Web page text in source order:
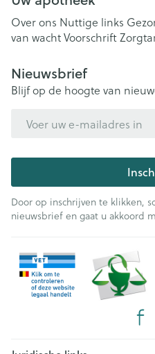
Over ons Nuttige links
van wachtVoorschrift
Nieuwsbrief
Blijf op de hoogte van
Door op inschrijven te klikken,
nieuwsbrief en gaat u akkoord